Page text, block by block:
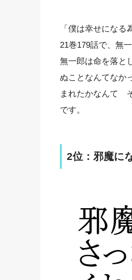
「僕は幸せになる
21巻179話で、無
無一郎は命を落と
ぬことなんてなか
まれたかなんて
です。
2位：邪魔に